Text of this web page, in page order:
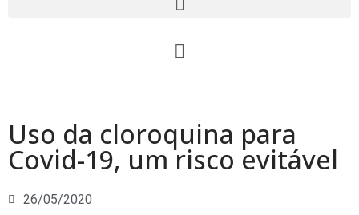
Uso da cloroquina para
Covid-19, um risco evitável
26/05/2020